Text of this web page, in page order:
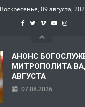
Воскресенье, 09 августа,
АНОНС
МИТРОПОЛИТА
АВГУСТА
07.08.2026